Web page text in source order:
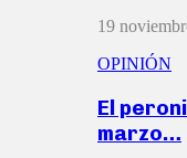
19
OPINIÓN
El
marzo…